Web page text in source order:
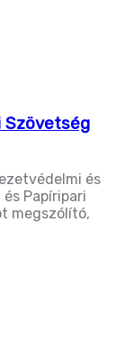
Szövetség
és
Papíripari
megszólító,